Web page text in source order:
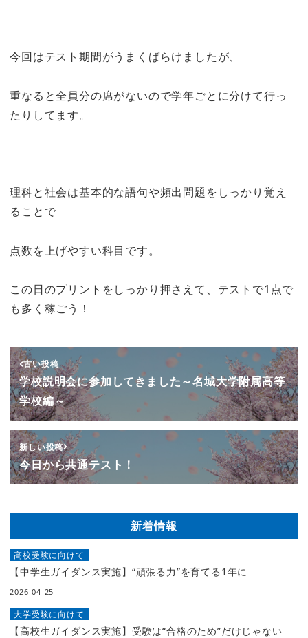
今回はテスト期間がうまくばらけましたが、
重なると全員分の席がないので学年ごとに分けて行っ
たりしてます。
理科と社会は基本的な語句や頻出問題をしっかり覚え
ることで
点数を上げやすい科目です。
この日のプリントをしっかり押さえて、テストで1点で
も多く稼ごう！
古い投稿
学校説明会に参加してきました～名城大学附属高等
学校編～
新しい投稿
今日から共通テスト！
新着情報
高校受験に向けて
【中学生ガイダンス実施】“頑張る力”を育てる1年に
2026-04-25
大学受験に向けて
【高校生ガイダンス実施】受験は“合格のため”だけじゃない